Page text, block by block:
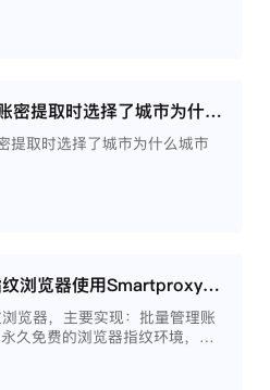
Smartproxy账密提取时选择了城市为什么城市还是会变？
提取时选择了城市为什么城市
Hubstudio指纹浏览器使用Smartproxy教程
览器，主要实现：批量管理账
久免费的浏览器指纹环境，并